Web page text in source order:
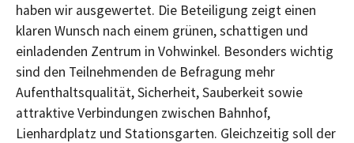
haben wir ausgewertet. Die Beteiligung zeigt einen
klaren Wunsch nach einem grünen, schattigen und
einladenden Zentrum in Vohwinkel. Besonders wichtig
sind den Teilnehmenden de Befragung mehr
Aufenthaltsqualität, Sicherheit, Sauberkeit sowie
attraktive Verbindungen zwischen Bahnhof,
Lienhardplatz und Stationsgarten. Gleichzeitig soll der